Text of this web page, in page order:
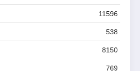
11596
538
8150
769